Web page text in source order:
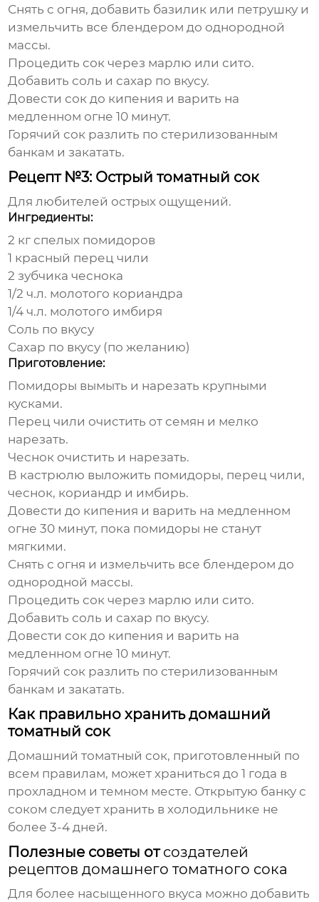
Снять с огня, добавить базилик или петрушку и
измельчить все блендером до однородной
массы.
Процедить сок через марлю или сито.
Добавить соль и сахар по вкусу.
Довести сок до кипения и варить на
медленном огне 10 минут.
Горячий сок разлить по стерилизованным
банкам и закатать.
Рецепт №3: Острый томатный сок
Для любителей острых ощущений.
Ингредиенты:
2 кг спелых помидоров
1 красный перец чили
2 зубчика чеснока
1/2 ч.л. молотого кориандра
1/4 ч.л. молотого имбиря
Соль по вкусу
Сахар по вкусу (по желанию)
Приготовление:
Помидоры вымыть и нарезать крупными
кусками.
Перец чили очистить от семян и мелко
нарезать.
Чеснок очистить и нарезать.
В кастрюлю выложить помидоры, перец чили,
чеснок, кориандр и имбирь.
Довести до кипения и варить на медленном
огне 30 минут, пока помидоры не станут
мягкими.
Снять с огня и измельчить все блендером до
однородной массы.
Процедить сок через марлю или сито.
Добавить соль и сахар по вкусу.
Довести сок до кипения и варить на
медленном огне 10 минут.
Горячий сок разлить по стерилизованным
банкам и закатать.
Как правильно хранить домашний
томатный сок
Домашний томатный сок, приготовленный по
всем правилам, может храниться до 1 года в
прохладном и темном месте. Открытую банку с
соком следует хранить в холодильнике не
более 3-4 дней.
Полезные советы отсоздателей
рецептов домашнего томатного сока
Для более насыщенного вкуса можно добавить